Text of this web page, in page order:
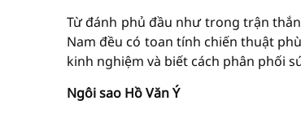
Từ đánh phủ đầu như trong trận
Nam đều có toan tính chiến thuật
kinh nghiệm và biết cách phân phối
Ngôi sao Hồ Văn Ý